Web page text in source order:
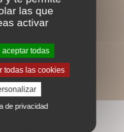
las que
activar
aceptar todas
todas las cookies
de privacidad